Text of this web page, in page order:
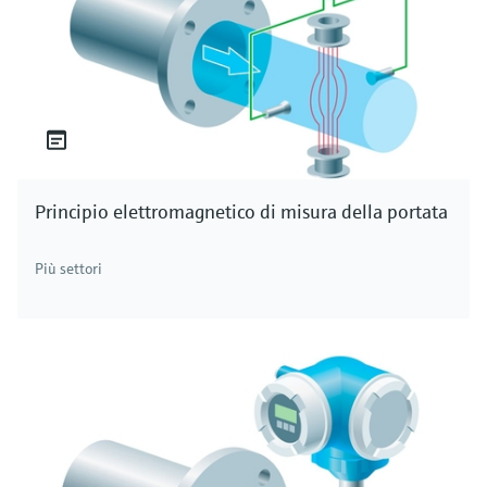
Principio elettromagnetico di misura della portata
Più settori